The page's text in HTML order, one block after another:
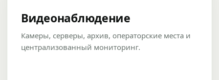
Видеонаблюдение
Камеры, серверы, архив, операторские места и
централизованный мониторинг.